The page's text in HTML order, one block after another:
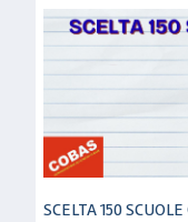
SCELTA 150